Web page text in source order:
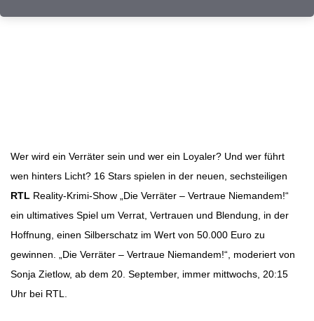
Wer wird ein Verräter sein und wer ein Loyaler? Und wer führt
wen hinters Licht? 16 Stars spielen in der neuen, sechsteiligen
RTL Reality-Krimi-Show „Die Verräter – Vertraue Niemandem!“
ein ultimatives Spiel um Verrat, Vertrauen und Blendung, in der
Hoffnung, einen Silberschatz im Wert von 50.000 Euro zu
gewinnen. „Die Verräter – Vertraue Niemandem!“, moderiert von
Sonja Zietlow, ab dem 20. September, immer mittwochs, 20:15
Uhr bei RTL.